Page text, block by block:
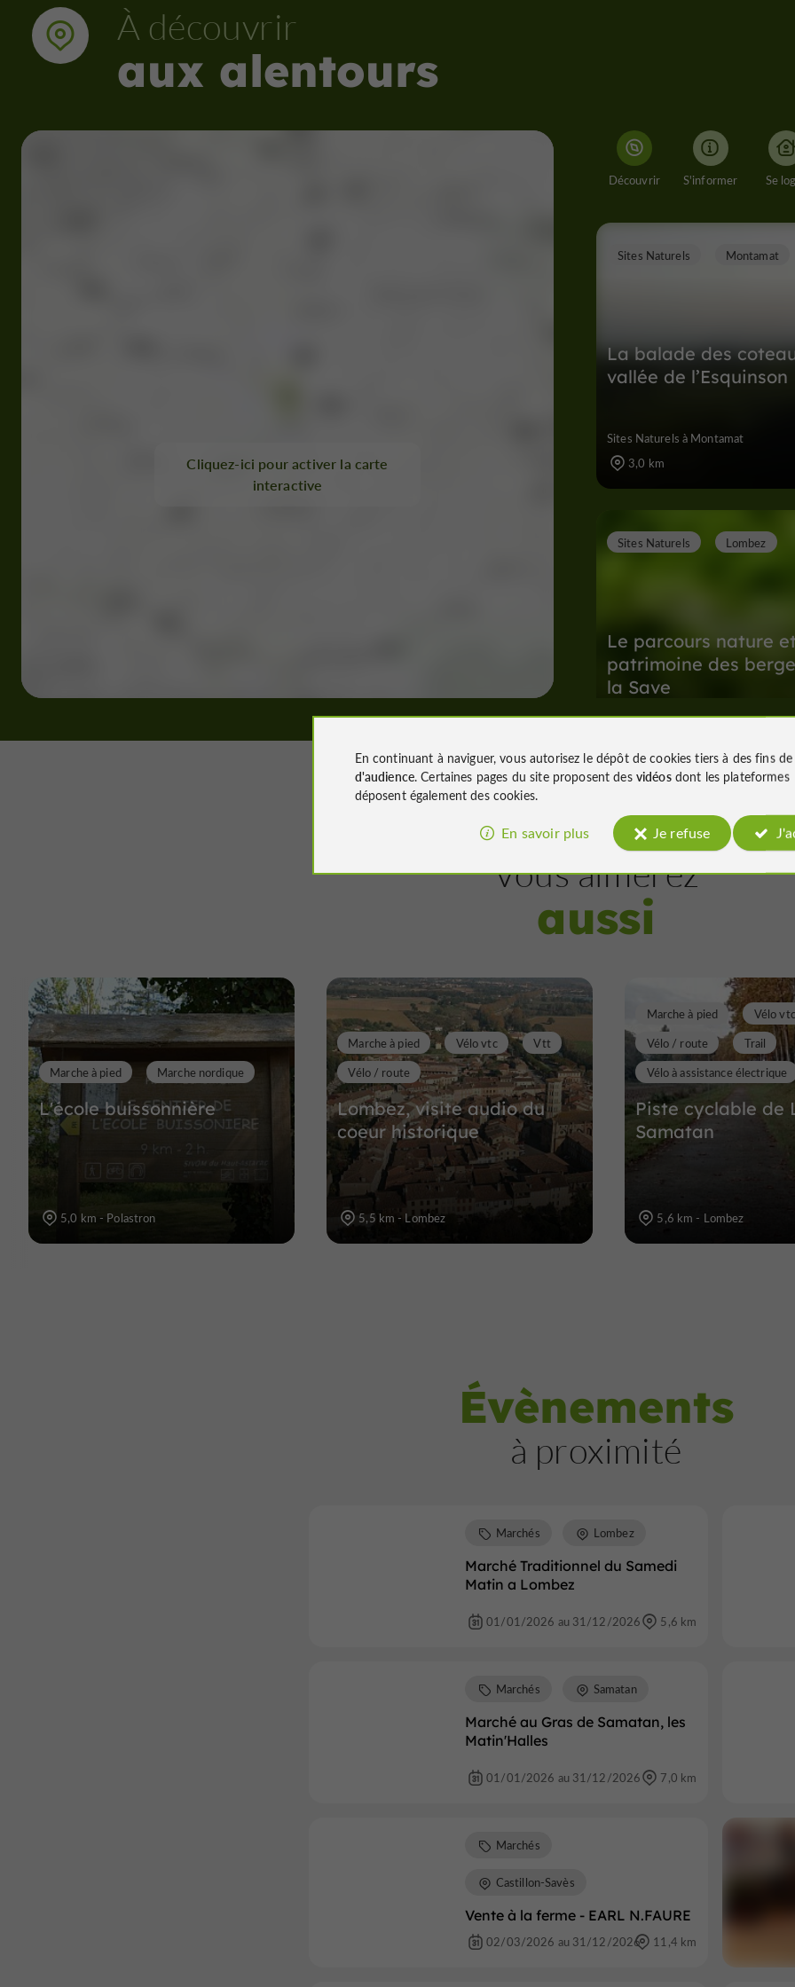
À découvrir
aux alentours
Cliquez-ici pour activer la carte
interactive
Découvrir S'informer Se
La balade des
vallée de l’Esquinson
Sites Naturels Montamat
Sites Naturels à Montamat
3,0 km
Le parcours nature et
patrimoine des
la Save
Sites Naturels Lombez
5,6 km
La Vallée et les
Sites Naturels Meilhan
Sites Naturels à Meilhan
12,1 km
Vous aimerez
aussi
L'école buissonnière
Marche à pied Marche nordique
5,0 km - Polastron
Lombez, visite audio du
coeur historique
Marche à pied Vélo vtc
Vtt
Vélo / route
5,5 km - Lombez
Piste cyclable de
Samatan
Marche à pied Vélo vtc
Vélo / route
Trail
Vélo à assistance électrique
5,6 km - Lombez
Évènements
à proximité
Marché Traditionnel du Samedi
Matin a Lombez
Marchés Lombez
01/01/2026 au 31/12/2026 5,6 km
Marché au Gras de Samatan, les
Matin'Halles
Marchés Samatan
01/01/2026 au 31/12/2026 7,0 km
Vente à la ferme - EARL N.FAURE
Marchés
Castillon-Savès
02/03/2026 au 31/12/2026 11,4 km
En continuant à naviguer, vous autorisez le dépôt de cookies tiers à des fins de
d'audience. Certaines pages du site proposent des vidéosdont les plateformes
déposent également des cookies.
En savoir plus Je refuse